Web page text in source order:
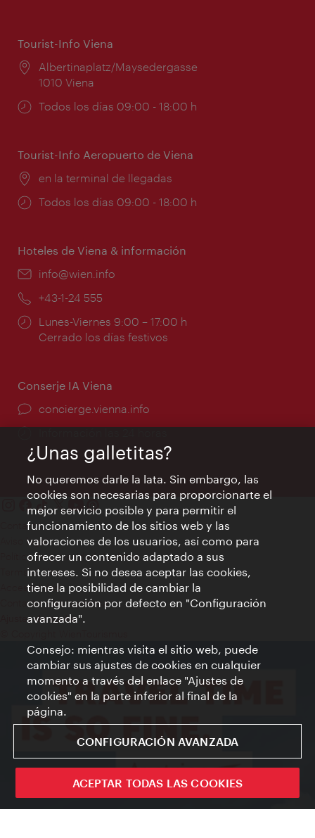
Tourist-Info Viena
Lugar:
Albertinaplatz/Maysedergasse
1010 Viena
Horarios
Todos los días 09:00 - 18:00 h
Tourist-Info Aeropuerto de Viena
Lugar:
en la terminal de llegadas
Horarios
Todos los días 09:00 - 18:00 h
Hoteles de Viena & información
e-
info@wien.info
Teléfono:
+43-1-24 555
Horarios
de
Lunes-Viernes 9:00 – 17:00 h
Cerrado los días festivos
Conserje IA Viena
concierge.vienna.info
Contacto
Aviso legal
Política de privacidad de datos
Terms of Use
Accesibilidad
Contacto para la prensa
Ajustes de cookie
¿Unas galletitas?
No queremos darle la lata. Sin embargo, las
cookies son necesarias para proporcionarte el
mejor servicio posible y para permitir el
funcionamiento de los sitios web y las
valoraciones de los usuarios, así como para
ofrecer un contenido adaptado a sus
intereses. Si no desea aceptar las cookies,
tiene la posibilidad de cambiar la
configuración por defecto en "Configuración
avanzada".
Consejo: mientras visita el sitio web, puede
cambiar sus ajustes de cookies en cualquier
momento a través del enlace "Ajustes de
cookies" en la parte inferior al final de la
página.
CONFIGURACIÓN AVANZADA
ACEPTAR TODAS LAS COOKIES